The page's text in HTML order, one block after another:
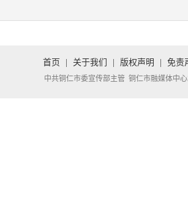
首页 关于我们 版权声明 免责
中共铜仁市委宣传部主管 铜仁市融媒体中心